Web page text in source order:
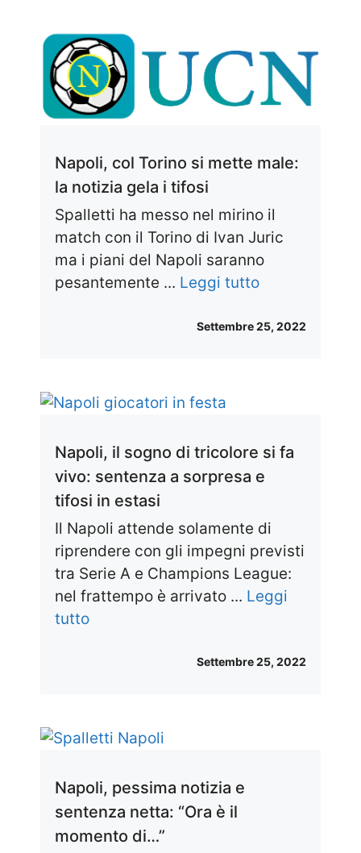
Napoli, col Torino si mette male:
la notizia gela i tifosi
Spalletti ha messo nel mirino il
match con il Torino di Ivan Juric
ma i piani del Napoli saranno
pesantemente ... Leggi tutto
Settembre 25, 2022
Napoli, il sogno di tricolore si fa
vivo: sentenza a sorpresa e
tifosi in estasi
Il Napoli attende solamente di
riprendere con gli impegni previsti
tra Serie A e Champions League:
nel frattempo è arrivato ... Leggi
tutto
Settembre 25, 2022
Napoli, pessima notizia e
sentenza netta: “Ora è il
momento di…”